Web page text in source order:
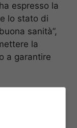
espresso la
lo stato di
sanità”,
la
a garantire